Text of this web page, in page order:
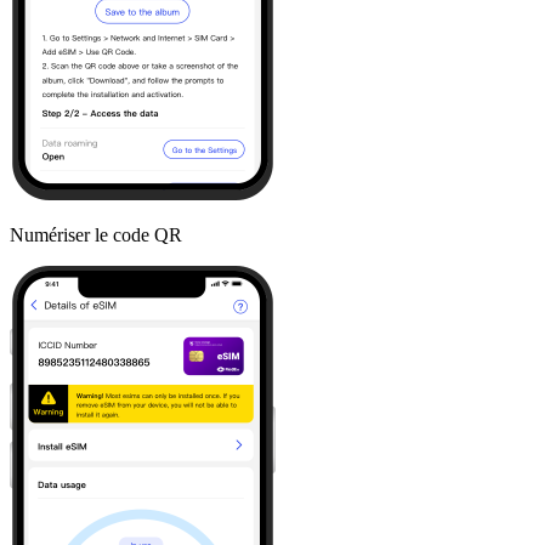
Numériser le code QR